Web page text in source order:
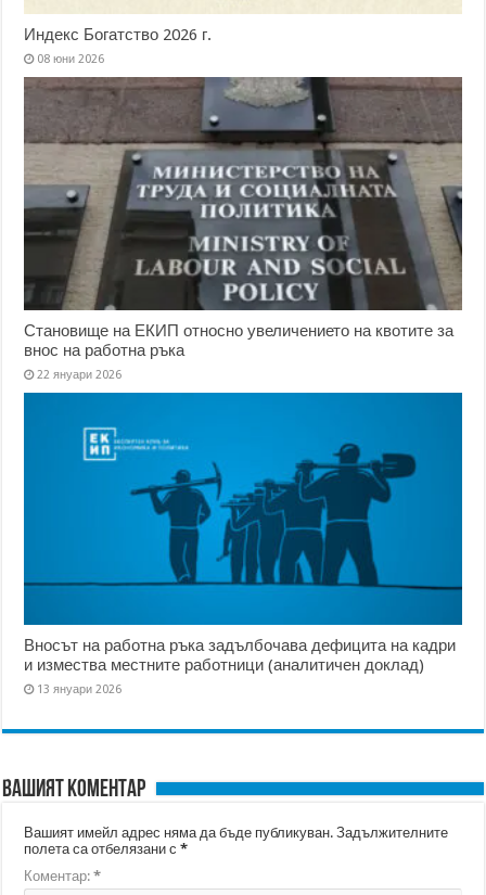
Индекс Богатство 2026 г.
08 юни 2026
Становище на ЕКИП относно увеличението на квотите за
внос на работна ръка
22 януари 2026
Вносът на работна ръка задълбочава дефицита на кадри
и измества местните работници (аналитичен доклад)
13 януари 2026
Вашият коментар
Вашият имейл адрес няма да бъде публикуван. Задължителните
полета са отбелязани с*
Коментар:*